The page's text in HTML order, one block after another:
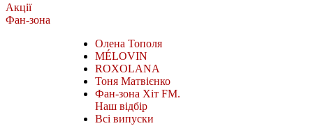
Акції
Фан-зона
Олена Тополя
MÉLOVIN
ROXOLANA
Тоня Матвієнко
Фан-зона Хіт FM.
Наш відбір
Всі випуски